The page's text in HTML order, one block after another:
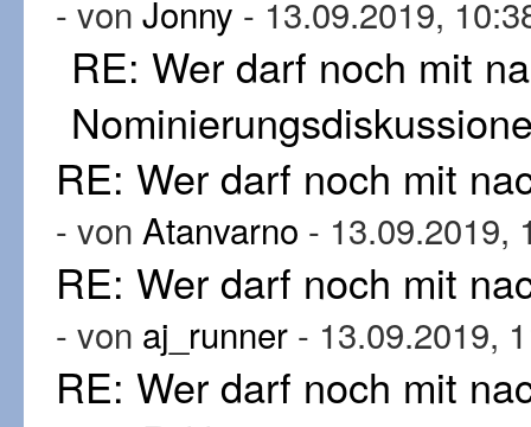
- von Jonny - 13.09.2019,
RE: Wer darf noch mit
RE: Wer darf noch mit
- von Atanvarno - 13.09.2019,
RE: Wer darf noch mit
- von aj_runner - 13.09.2019,
RE: Wer darf noch mit